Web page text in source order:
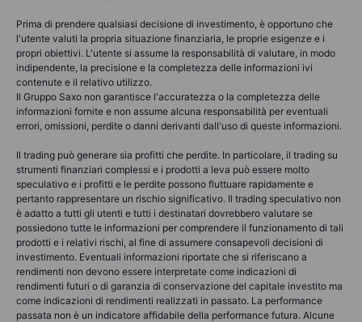
Prima di prendere qualsiasi decisione di investimento, è opportuno che
l'utente valuti la propria situazione finanziaria, le proprie esigenze e i
propri obiettivi. L'utente si assume la responsabilità di valutare, in modo
indipendente, la precisione e la completezza delle informazioni ivi
contenute e il relativo utilizzo.
Il Gruppo Saxo non garantisce l'accuratezza o la completezza delle
informazioni fornite e non assume alcuna responsabilità per eventuali
errori, omissioni, perdite o danni derivanti dall'uso di queste informazioni.
Il trading può generare sia profitti che perdite. In particolare, il trading su
strumenti finanziari complessi e i prodotti a leva può essere molto
speculativo e i profitti e le perdite possono fluttuare rapidamente e
pertanto rappresentare un rischio significativo. Il trading speculativo non
è adatto a tutti gli utenti e tutti i destinatari dovrebbero valutare se
possiedono tutte le informazioni per comprendere il funzionamento di tali
prodotti e i relativi rischi, al fine di assumere consapevoli decisioni di
investimento. Eventuali informazioni riportate che si riferiscano a
rendimenti non devono essere interpretate come indicazioni di
rendimenti futuri o di garanzia di conservazione del capitale investito ma
come indicazioni di rendimenti realizzati in passato. La performance
passata non è un indicatore affidabile della performance futura. Alcune